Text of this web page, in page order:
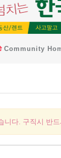
Community
다. 구직시 반